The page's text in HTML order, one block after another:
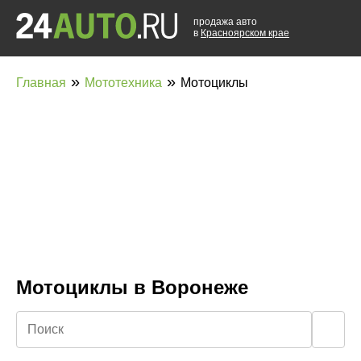
продажа авто
в Красноярском крае
Главная » Мототехника » Мотоциклы
Мотоциклы в Воронеже